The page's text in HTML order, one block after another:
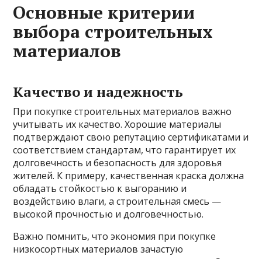
Основные критерии
выбора строительных
материалов
Качество и надежность
При покупке строительных материалов важно
учитывать их качество. Хорошие материалы
подтверждают свою репутацию сертификатами и
соответствием стандартам, что гарантирует их
долговечность и безопасность для здоровья
жителей. К примеру, качественная краска должна
обладать стойкостью к выгоранию и
воздействию влаги, а строительная смесь —
высокой прочностью и долговечностью.
Важно помнить, что экономия при покупке
низкосортных материалов зачастую